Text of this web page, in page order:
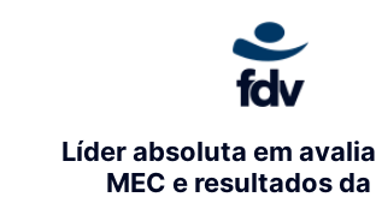
Líder absoluta em
MEC e resultados da